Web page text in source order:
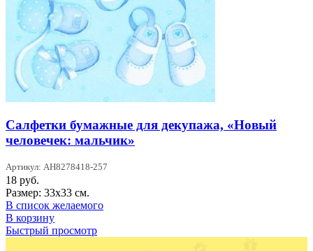
Салфетки бумажные для декупажа, «Новый
человечек: мальчик»
Артикул: AH8278418-257
18 руб.
Размер: 33х33 см.
В список желаемого
В корзину
Быстрый просмотр